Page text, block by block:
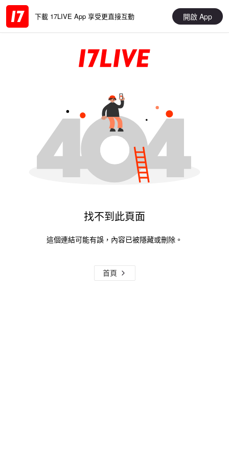
下載 17LIVE App 享受更直接互動 開啟 App
找不到此頁面
這個連結可能有誤，內容已被隱藏或刪除。
首頁